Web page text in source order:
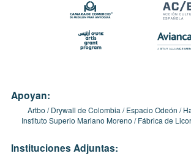
Apoyan:
Artbo Drywall de Colombia Espacio Odeón
Instituto Superio Mariano Moreno
Fábrica de
Instituciones Adjuntas: